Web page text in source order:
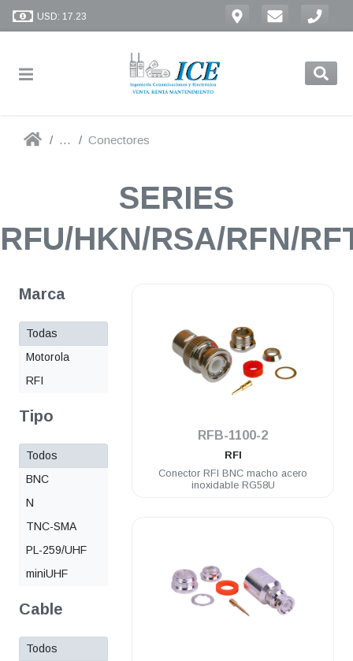
USD: 17.23
... Conectores
SERIES
RFU/HKN/RSA/RFN/
Marca
Todas
Motorola
RFI
Tipo
Todos
BNC
N
TNC-SMA
PL-259/UHF
miniUHF
Cable
Todos
RFB-1100-2
RFI
Conector RFI BNC macho acero
inoxidable RG58U